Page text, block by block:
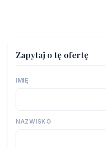
Zapytaj o tę ofertę
IMIĘ
NAZWISKO